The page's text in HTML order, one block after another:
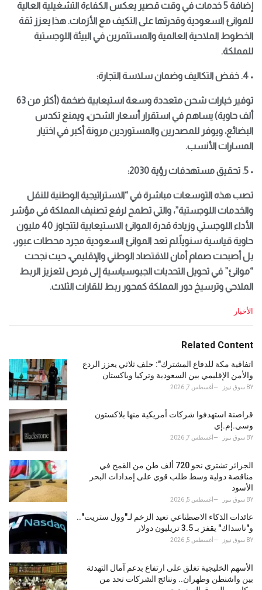
إضافة 5 خدمات في وقت قصير يعكس الكفاءة التشغيلية العالية
للموانئ السعودية وقدرتها على التكيف مع الأزمات. هذا يعزز ثقة
الخطوط الملاحية العالمية والمستثمرين في البيئة اللوجستية
للمملكة.
• 4. خفض التكاليف وضمان سلاسة التجارة:
توفير خيارات شحن متعددة وسعة استيعابية ضخمة (أكثر من 63
ألف حاوية) يساهم في استقرار أسعار الشحن، ويمنع تكدس
البضائع، ويوفر للمصدرين والمستوردين مرونة أكبر في اختيار
المسارات الأنسب.
• 5. تحقيق مستهدفات رؤية 2030:
تصب هذه التوسعات مباشرة في “الاستراتيجية الوطنية للنقل
والخدمات اللوجستية”، والتي تطمح لرفع تصنيف المملكة في مؤشر
الأداء اللوجستي وزيادة قدرة الموانئ الاستيعابية لتتجاوز 40 مليون
حاوية قياسية سنوياً.لم تعد الموانئ السعودية مجرد محطات عبور،
بل أصبحت صمام أمان للاقتصاد الوطني والإقليمي، حيث نجحت
“موانئ” في تحويل التحديات الجيوسياسية إلى فرص لتعزيز الربط
الملاحي وترسيخ دور المملكة كمحور ربط للقارات الثلاث.
C
e
o
r
i
:
الأخبار
Related Content
اتفاقية مكة للدفاع المشترك": حلف ثلاثي يعزز الردع
والأمن الإقليمي بين السعودية وتركيا وباكستان
BY سوق نيوز أغسطس 7, 2026
قراصنة استهدفوا شركات أمريكية منها بلاكستون
وسي.إم.إي
BY سوق نيوز أغسطس 7, 2026
الجزائر تشتري نحو 720 ألف طن من القمح في
مناقصة دولية وسط طلب قوي على إمدادات البحر
الأسود
BY سوق نيوز أغسطس 5, 2026
عائدات الذكاء الاصطناعي تعيد الزخم لـ"وول ستريت"..
و"ناسداك" يقفز بـ 3.5 تريليون دولار
BY سوق نيوز أغسطس 5, 2026
الأسهم الخليجية تغلق على ارتفاع بدعم آمال التهدئة
بين واشنطن وطهران.. ونتائج الشركات تحد من